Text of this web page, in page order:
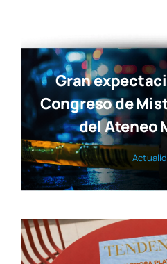
Gran
Congreso de
del Ateneo